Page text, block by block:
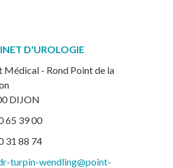
D'UROLOGIE
Médical - Rond Point de la
DIJON
65 39 00
31 88 74
turpin-wendling@point-